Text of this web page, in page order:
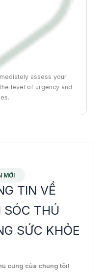
assess your
level of urgency and
MỚI
TIN VỀ
SÓC THÚ
SỨC KHỎE
cưng của chúng tôi!